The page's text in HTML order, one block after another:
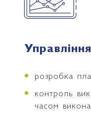
розробка
контроль
часом